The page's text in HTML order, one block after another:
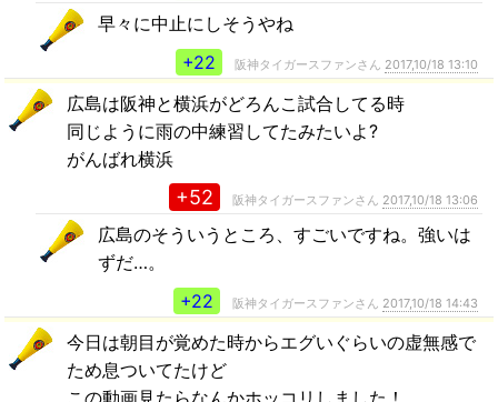
早々に中止にしそうやね
+22
阪神タイガースファンさん 2017,10/18 13:10
広島は阪神と横浜がどろんこ試合してる時
同じように雨の中練習してたみたいよ?
がんばれ横浜
+52 阪神タイガースファンさん 2017,10/18 13:06
広島のそういうところ、すごいですね。強いは
ずだ…。
+22
阪神タイガースファンさん 2017,10/18 14:43
今日は朝目が覚めた時からエグいぐらいの虚無感で
ため息ついてたけど